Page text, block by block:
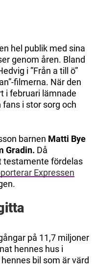
hel publik med sina
genom åren. Bland
i ”Från a till ö”
filmerna. När den
i februari lämnade
fans i stor sorg och
barnen Matti Bye
Gradin. Då
testamente fördelas
Expressen
på 11,7 miljoner
hennes hus i
bil som är värd